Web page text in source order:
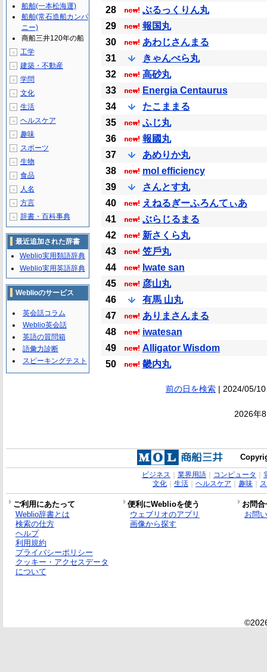
28
ぶるっくりん丸
29
報国丸
30
あわじさんまる
31
きゃんべら丸
32
高砂丸
33
Energia Centaurus
34
たこままる
35
ふじ丸
36
報國丸
37
あめりか丸
38
mol efficiency
39
さんとす丸
40
えねるぎーふろんてぃあ
41
ぶらじるまる
42
新さくら丸
43
笠戶丸
44
Iwate san
45
彦山丸
46
有馬 山丸
47
ありまさんまる
48
iwatesan
49
Alligator Wisdom
50
畿内丸
前の日を検索| 2024/05/
2026年
船舶(一本松海運)
船舶(常石造船カンパ
ニー)
商船三井120年の船
＋ 工学
＋ 建築・不動産
＋ 学問
＋ 文化
＋ 生活
＋ ヘルスケア
＋ 趣味
＋ スポーツ
＋ 生物
＋ 食品
＋ 人名
＋ 方言
＋ 辞書・百科事典
最近追加された辞書
Weblio実用類語辞典
Weblio実用英語辞典
Weblioのサービス
英会話コラム
Weblio英会話
英語の質問箱
語彙力診断
スピーキングテスト
ビジネス 業界用語｜ コンピュータ
文化｜ 生活｜ ヘルスケア 趣味｜
ご利用にあたって 便利にWeblioを使う
お問
Weblio辞書とは
検索の仕方
ヘルプ
利用規約
プライバシーポリシー
クッキー・アクセスデータ
について
ウェブリオのアプリ
画像から探す
お問